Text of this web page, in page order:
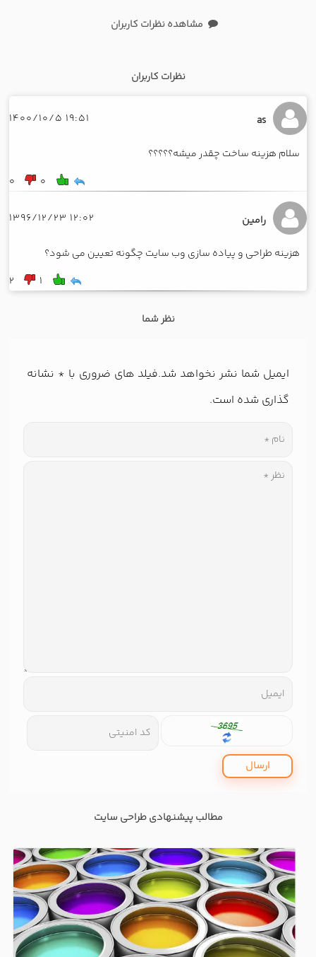
مشاهده نظرات کاربران
نظرات کاربران
as
19:51 1400/10/5
سلام هزینه ساخت چقدر میشه؟؟؟؟؟
0
0
رامین 12:02 1396/12/23
هزینه طراحی و پیاده سازی وب سایت چگونه تعیین می شود؟
1
2
نظر شما
ایمیل شما نشر نخواهد شد.فیلد های ضروری با * نشانه
گذاری شده است.
ارسال
مطالب پیشنهادی طراحی سایت